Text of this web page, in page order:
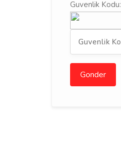
Guvenlik Kodu:
Gonder